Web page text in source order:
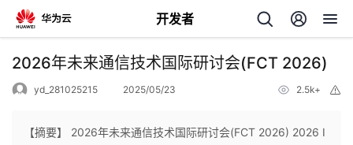
开发者
返
2026年未来通信技术国际研讨会(FCT 2026)
yd_281025215 2025/05/23 2.5k+
【摘要】 2026年未来通信技术国际研讨会(FCT 2026) 2026 I